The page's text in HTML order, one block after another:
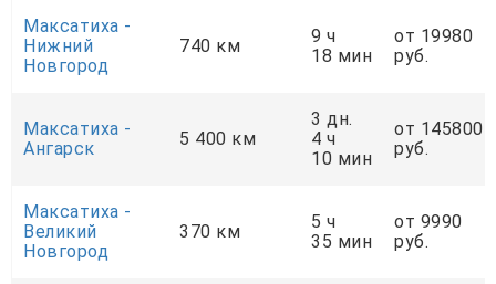
Максатиха -
Нижний
Новгород
740 км
9 ч
18 мин
от 19980
руб.
Максатиха -
Ангарск
5 400 км
3 дн.
4 ч
10 мин
от 145800
руб.
Максатиха -
Великий
Новгород
370 км
5 ч
35 мин
от 9990
руб.